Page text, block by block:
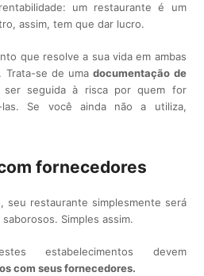
um restaurante é um
assim, tem que dar lucro.
que resolve a sua vida em ambas
Trata-se de umadocumentação de
seguida à risca por quem for
las. Se você ainda não a utiliza,
fornecedores
seu restaurante simplesmente será
Simples assim.
estabelecimentos devem
com seus fornecedores.